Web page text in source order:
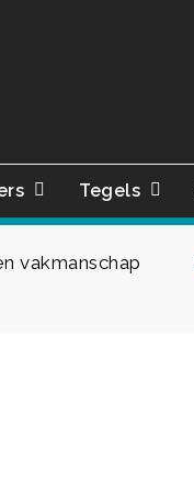
Tegels
vakmanschap